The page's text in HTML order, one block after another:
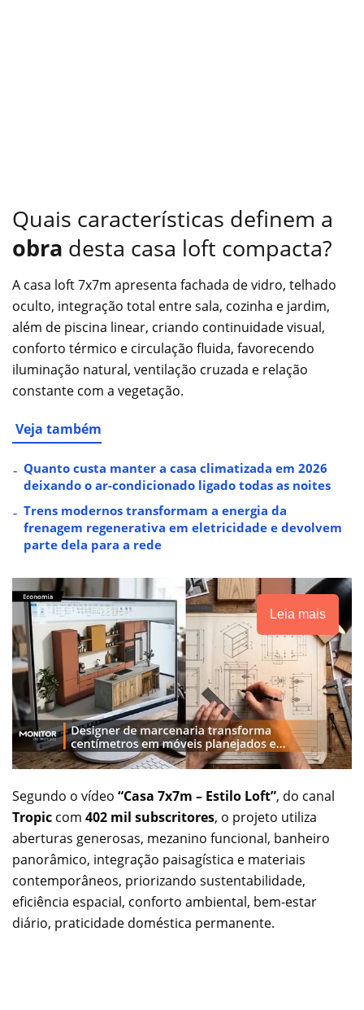
Quais características definem a
obra desta casa loft compacta?
A casa loft 7x7m apresenta fachada de vidro, telhado
oculto, integração total entre sala, cozinha e jardim,
além de piscina linear, criando continuidade visual,
conforto térmico e circulação fluida, favorecendo
iluminação natural, ventilação cruzada e relação
constante com a vegetação.
Veja também
Quanto custa manter a casa climatizada em 2026
deixando o ar-condicionado ligado todas as noites
Trens modernos transformam a energia da
frenagem regenerativa em eletricidade e devolvem
parte dela para a rede
Leia mais
Segundo o vídeo “Casa 7x7m – Estilo Loft”, do canal
Tropic com 402 mil subscritores, o projeto utiliza
aberturas generosas, mezanino funcional, banheiro
panorâmico, integração paisagística e materiais
contemporâneos, priorizando sustentabilidade,
eficiência espacial, conforto ambiental, bem-estar
diário, praticidade doméstica permanente.